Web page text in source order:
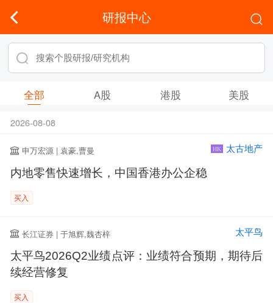
研报中心
全部 A股 港股 美股
2026-08-08
申万宏源 | 袁豪,曹曼 HK 太古地产
内地零售快速增长，中国香港办公企稳
买入
长江证券 | 于旭辉,魏杏梓 太平鸟
太平鸟2026Q2业绩点评：业绩符合预期，期待后
续经营修复
买入